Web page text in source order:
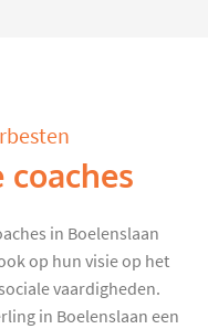
in Boelenslaan
op hun visie op het
vaardigheden.
in Boelenslaan een